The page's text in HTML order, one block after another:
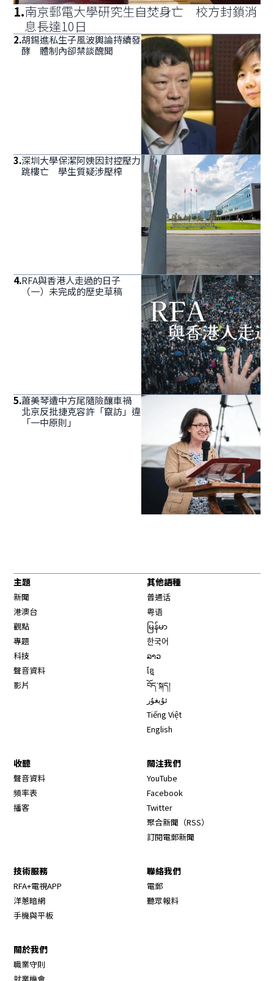
1.南京郵電大學研究生自焚身亡 校方封鎖消
息長達10日
2.胡錫進私生子風波輿論持續發
酵 體制內卻禁談醜聞
3.深圳大學保潔阿姨因封控壓力
跳樓亡 學生質疑涉壓榨
4.RFA與香港人走過的日子
（一）未完成的歷史草稿
5.蕭美琴遭中方尾隨險釀車禍
北京反批捷克容許「竄訪」違
「一中原則」
主題
新聞
港澳台
觀點
專題
科技
聲音資料
影片
其他語種
普通话
粤语
မြန်မာ
한국어
ລາວ
ខ្មែ
བོད་སྐད།
ئۇيغۇر
Tiếng Việt
English
收聽
聲音資料
頻率表
播客
關注我們
YouTube
Facebook
Twitter
聚合新聞（RSS）
訂閱電郵新聞
技術服務
RFA+電視APP
洋蔥暗網
手機與平板
聯絡我們
電郵
聽眾報料
關於我們
職業守則